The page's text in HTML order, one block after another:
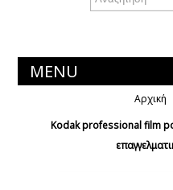
MENU
Αρχική
Kodak professional film